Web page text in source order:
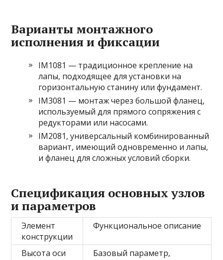
Варианты монтажного
исполнения и фиксации
IM1081 — традиционное крепление на
лапы, подходящее для установки на
горизонтальную станину или фундамент.
IM3081 — монтаж через большой фланец,
используемый для прямого сопряжения с
редукторами или насосами.
IM2081, универсальный комбинированный
вариант, имеющий одновременно и лапы,
и фланец для сложных условий сборки.
Спецификация основных узлов
и параметров
Элемент
конструкции
Функциональное описание
Высота оси
Базовый параметр,